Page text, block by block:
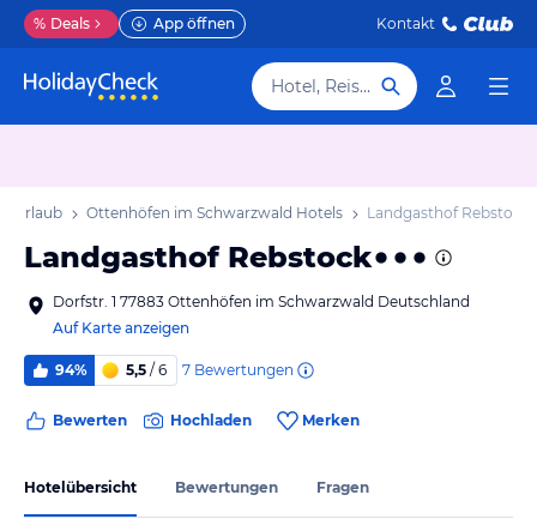
% Deals App öffnen Kontakt
Hotel, Reiseziel
Urlaub Ottenhöfen im Schwarzwald Hotels Landgasthof Rebstock
Landgasthof Rebstock
Dorfstr. 1 77883 Ottenhöfen im Schwarzwald Deutschland
Auf Karte anzeigen
94% 5,5 / 6 7 Bewertungen
Bewerten Hochladen Merken
Hotelübersicht Bewertungen Fragen